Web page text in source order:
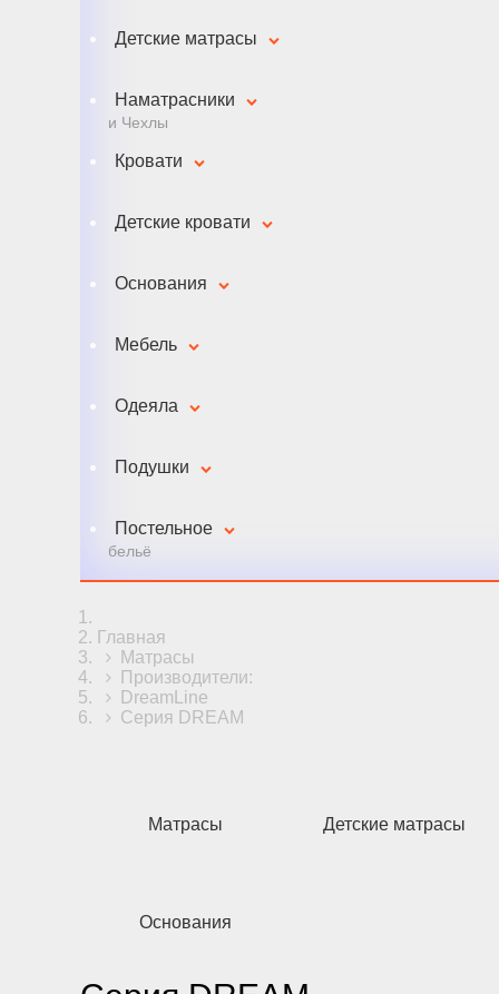
Детские матрасы
Наматрасники
и Чехлы
Кровати
Детские кровати
Основания
Мебель
Одеяла
Подушки
Постельное
бельё
Главная
Матрасы
Производители:
DreamLine
Серия DREAM
Матрасы Детские матрасы
Основания